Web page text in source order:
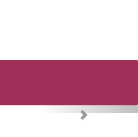
Next